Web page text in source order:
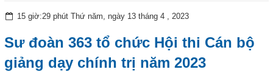
15 giờ:29 phút Thứ năm, ngày 13 tháng 4 , 2023
Sư đoàn 363 tổ chức Hội thi Cán bộ
giảng dạy chính trị năm 2023